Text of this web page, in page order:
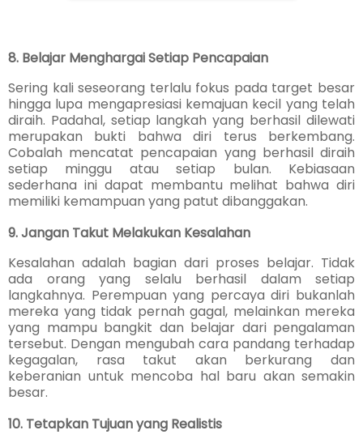
8. Belajar Menghargai Setiap Pencapaian
Sering kali seseorang terlalu fokus pada target besar
hingga lupa mengapresiasi kemajuan kecil yang telah
diraih. Padahal, setiap langkah yang berhasil dilewati
merupakan bukti bahwa diri terus berkembang.
Cobalah mencatat pencapaian yang berhasil diraih
setiap minggu atau setiap bulan. Kebiasaan
sederhana ini dapat membantu melihat bahwa diri
memiliki kemampuan yang patut dibanggakan.
9. Jangan Takut Melakukan Kesalahan
Kesalahan adalah bagian dari proses belajar. Tidak
ada orang yang selalu berhasil dalam setiap
langkahnya. Perempuan yang percaya diri bukanlah
mereka yang tidak pernah gagal, melainkan mereka
yang mampu bangkit dan belajar dari pengalaman
tersebut. Dengan mengubah cara pandang terhadap
kegagalan, rasa takut akan berkurang dan
keberanian untuk mencoba hal baru akan semakin
besar.
10. Tetapkan Tujuan yang Realistis